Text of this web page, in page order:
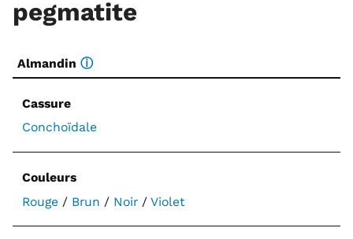
pegmatite
Almandin ⓘ
Cassure
Conchoïdale
Couleurs
Rouge/ Brun / Noir/ Violet